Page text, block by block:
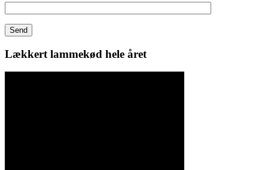
Lækkert lammekød hele året